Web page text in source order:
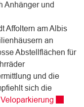
Anhänger und
Affoltern am Albis
an
Abstellflächen für
und die
sich die